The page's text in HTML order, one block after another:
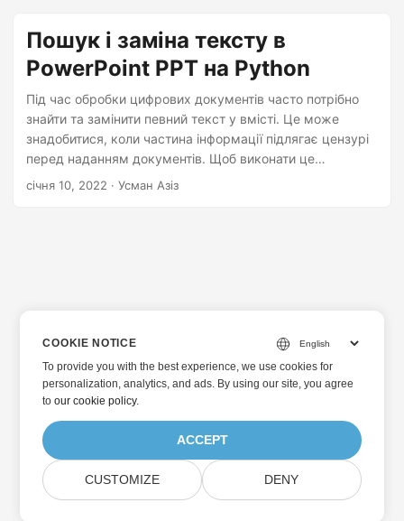
Пошук і заміна тексту в
PowerPoint PPT на Python
Під час обробки цифрових документів часто потрібно
знайти та замінити певний текст у вмісті. Це може
знадобитися, коли частина інформації підлягає цензурі
перед наданням документів. Щоб виконати це
програмним шляхом, у цій статті описано, як знайти та
січня 10, 2022 · Усман Азіз
COOKIE NOTICE
To provide you with the best experience, we use cookies for
personalization, analytics, and ads. By using our site, you agree
toour cookie policy.
ACCEPT
CUSTOMIZE DENY